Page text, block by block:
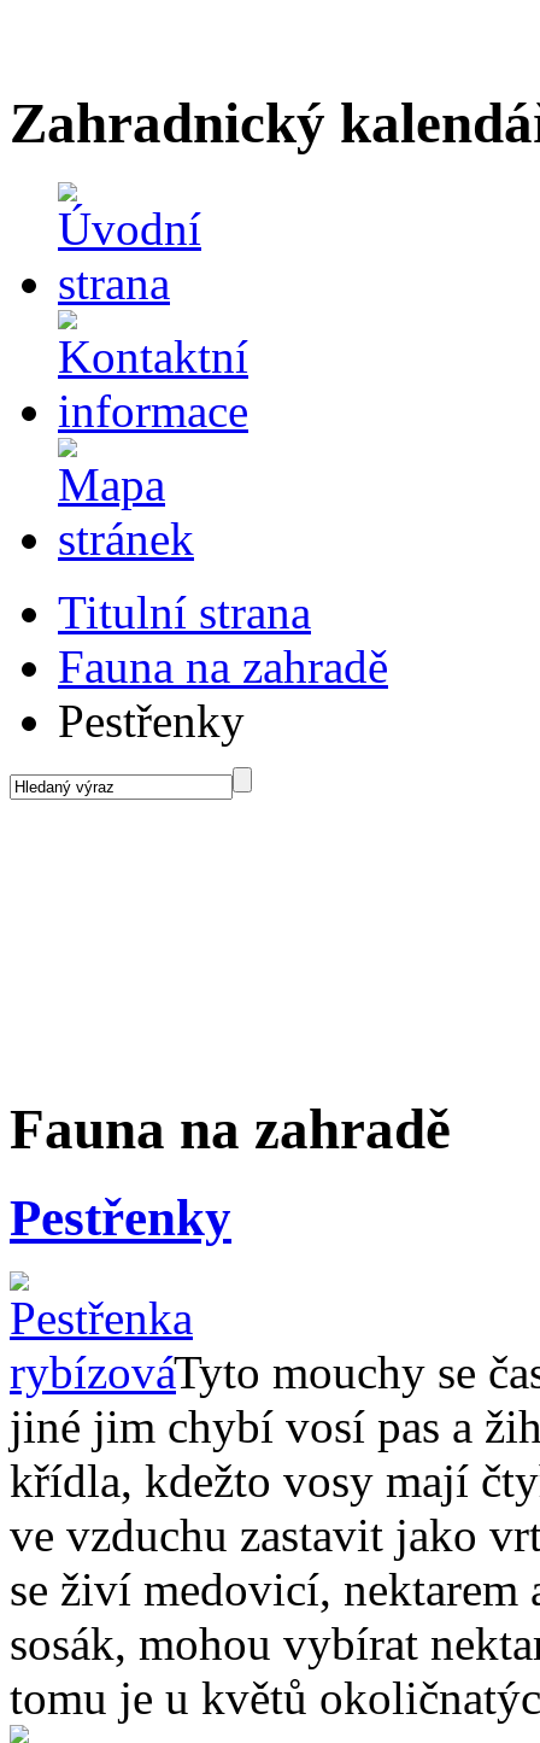
Zahradnický
Titulní strana
Fauna na zahradě
Pestřenky
Fauna na zahradě
Pestřenky
Tyto mouchy se
jiné jim chybí vosí pas a
křídla, kdežto vosy mají
ve vzduchu zastavit jako
se živí medovicí,
sosák, mohou vybírat
tomu je u květů